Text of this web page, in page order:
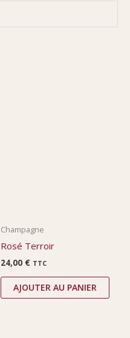
Champagne
Rosé Terroir
24,00 € TTC
AJOUTER AU PANIER